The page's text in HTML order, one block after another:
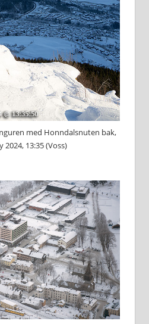
med Honndalsnuten bak,
2024, 13:35 (Voss)